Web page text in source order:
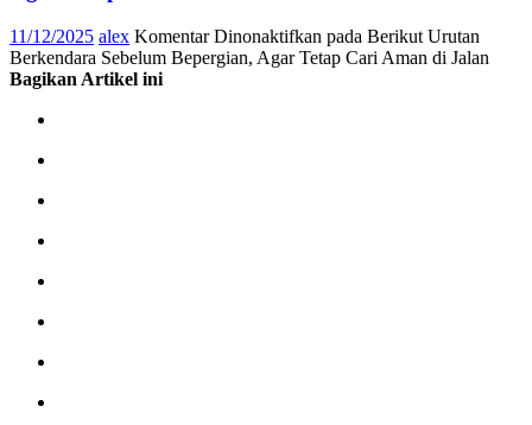
11/12/2025 alex Komentar Dinonaktifkan pada Berikut Urutan
Berkendara Sebelum Bepergian, Agar Tetap Cari Aman di Jalan
Bagikan Artikel ini